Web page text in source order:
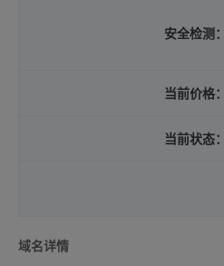
安全检测：
当前价格：
当前状态：
域名详情